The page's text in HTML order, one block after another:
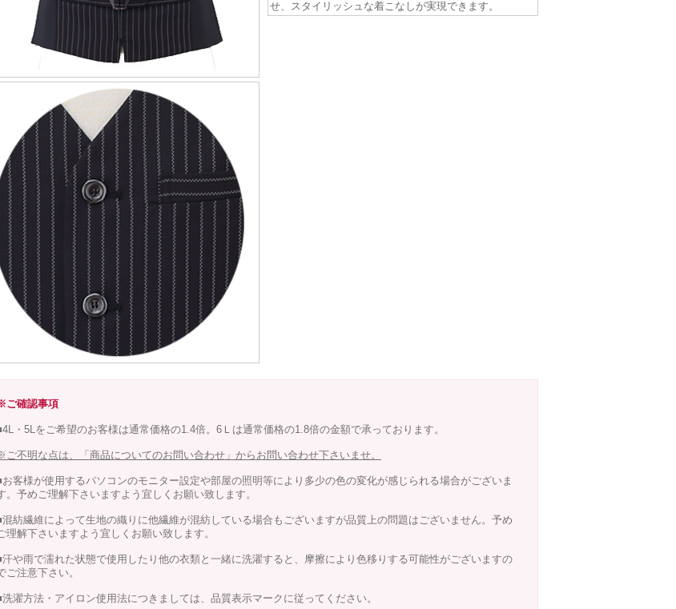
せ、スタイリッシュな着こなしが実現できます。
ご確認事項
・5Lをご希望のお客様は通常価格の1.4倍。6Ｌは通常価格の1.8倍の金額で承っております。
ご不明な点は、「商品についてのお問い合わせ」からお問い合わせ下さいませ。
お客様が使用するパソコンのモニター設定や部屋の照明等により多少の色の変化が感じられる場合がございま
。予めご理解下さいますよう宜しくお願い致します。
混紡繊維によって生地の織りに他繊維が混紡している場合もございますが品質上の問題はございません。予め
理解下さいますよう宜しくお願い致します。
汗や雨で濡れた状態で使用したり他の衣類と一緒に洗濯すると、摩擦により色移りする可能性がございますの
ご注意下さい。
濯方法・アイロン使用法につきましては、品質表示マークに従ってください。